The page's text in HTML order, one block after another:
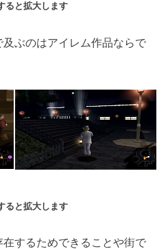
ると拡大します
ぶのはアイレム作品ならで
ると拡大します
するためできることや街で